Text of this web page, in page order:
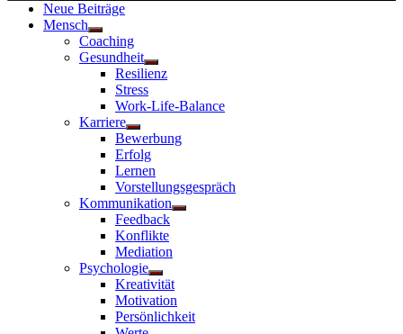
Neue Beiträge
Mensch
Untermenü
anzeigen
Coaching
Gesundheit
Untermenü
anzeigen
Resilienz
Stress
Work-Life-Balance
Karriere
Untermenü
anzeigen
Bewerbung
Erfolg
Lernen
Vorstellungsgespräch
Kommunikation
Untermenü
Feedback
Konflikte
Mediation
Psychologie
Untermenü
anzeigen
Kreativität
Motivation
Persönlichkeit